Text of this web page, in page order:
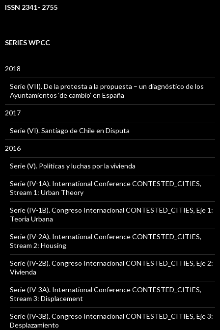
ISSN 2341- 2755
SERIES WPCC
2018
Serie (VII). De la protesta a la propuesta – un diagnóstico de los
Ayuntamientos ‘de cambio’ en España
2017
Serie (VI). Santiago de Chile en Disputa
2016
Serie (V). Políticas y luchas por la vivienda
Serie (IV-1A). International Conference CONTESTED_CITIES,
Stream 1: Urban Theory
Serie (IV-1B). Congreso Internacional CONTESTED_CITIES, Eje 1:
Teoría Urbana
Serie (IV-2A). International Conference CONTESTED_CITIES,
Stream 2: Housing
Serie (IV-2B). Congreso Internacional CONTESTED_CITIES, Eje 2:
Vivienda
Serie (IV-3A). International Conference CONTESTED_CITIES,
Stream 3: Displacement
Serie (IV-3B). Congreso Internacional CONTESTED_CITIES, Eje 3:
Desplazamiento